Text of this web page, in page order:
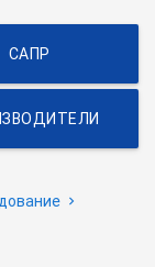
САПР